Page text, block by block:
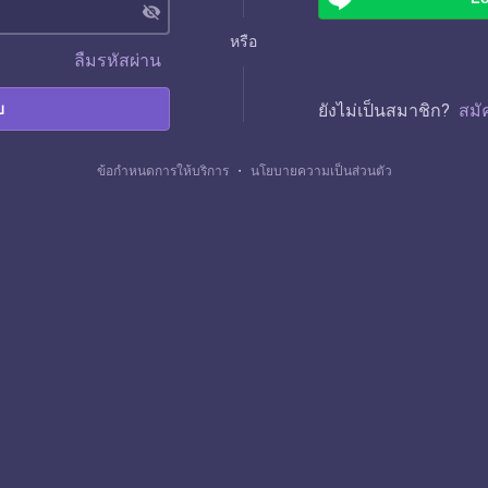
visibility_off
ลืมรหัสผ่าน
หรือ
ยังไม่เป็นสมาชิก? สมั
ข้อกำหนดการให้บริการ ・ นโยบายความเป็นส่วนตัว